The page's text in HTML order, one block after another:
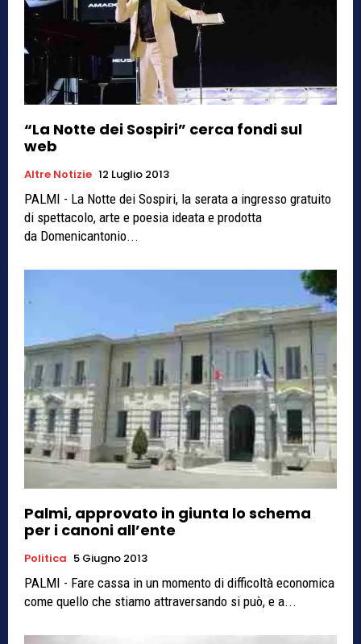
“La Notte dei Sospiri” cerca fondi sul
web
Altre Notizie 12 Luglio 2013
PALMI - La Notte dei Sospiri, la serata a ingresso gratuito
di spettacolo, arte e poesia ideata e prodotta
da Domenicantonio...
Palmi, approvato in giunta lo schema
per i canoni all’ente
Politica 5 Giugno 2013
PALMI - Fare cassa in un momento di difficoltà economica
come quello che stiamo attraversando si può, e a...